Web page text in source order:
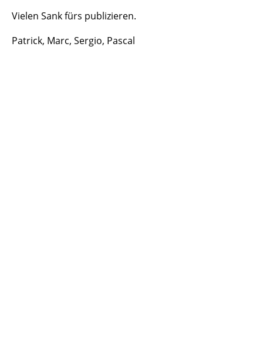
Vielen Sank fürs publizieren.
Patrick, Marc, Sergio, Pascal